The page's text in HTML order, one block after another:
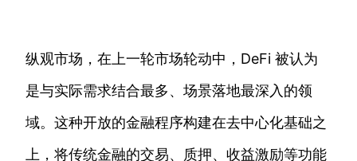
纵观市场，在上一轮市场轮动中，DeFi 被认为
是与实际需求结合最多、场景落地最深入的领
域。这种开放的金融程序构建在去中心化基础之
上，将传统金融的交易、质押、收益激励等功能